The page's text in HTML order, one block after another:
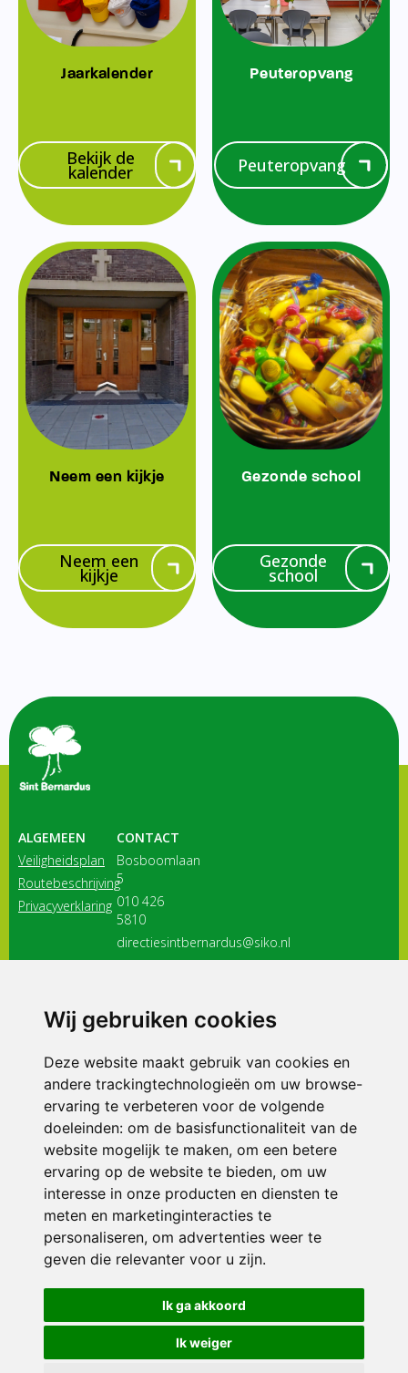
Wij gebruiken cookies
Deze website maakt gebruik van cookies en
andere trackingtechnologieën om uw browse-
ervaring te verbeteren voor de volgende
doeleinden: om de basisfunctionaliteit van de
website mogelijk te maken, om een betere
ervaring op de website te bieden, om uw
interesse in onze producten en diensten te
meten en marketinginteracties te
personaliseren, om advertenties weer te
geven die relevanter voor u zijn.
Ik ga akkoord
Ik weiger
Jaarkalender
Bekijk de
kalender
Peuteropvang
Peuteropvang
Neem een kijkje
Neem een
kijkje
Gezonde school
Gezonde
school
ALGEMEEN
Veiligheidsplan
Routebeschrijving
Privacyverklaring
CONTACT
Bosboomlaan
5
010 426
5810
directiesintbernardus@siko.nl
3116 JB
ONDERDEEL VAN
© 2026 Sint Bernardus | Alle rechten voorbehouden
Privacy policy|Disclaimer| Klachtenregeling|RSIN en Anbi
voorkeuren
Crealisatie The MindOffice